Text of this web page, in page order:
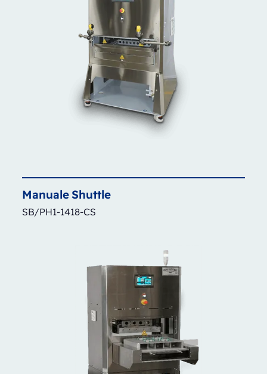
ManualeShuttle
SB/PH1-1418-CS